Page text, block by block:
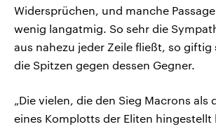
Widersprüchen, und manche
wenig langatmig. So sehr die
aus nahezu jeder Zeile fließt, so giftig
die Spitzen gegen dessen Gegner.
„Die vielen, die den Sieg Macrons als
eines Komplotts der Eliten hingestellt